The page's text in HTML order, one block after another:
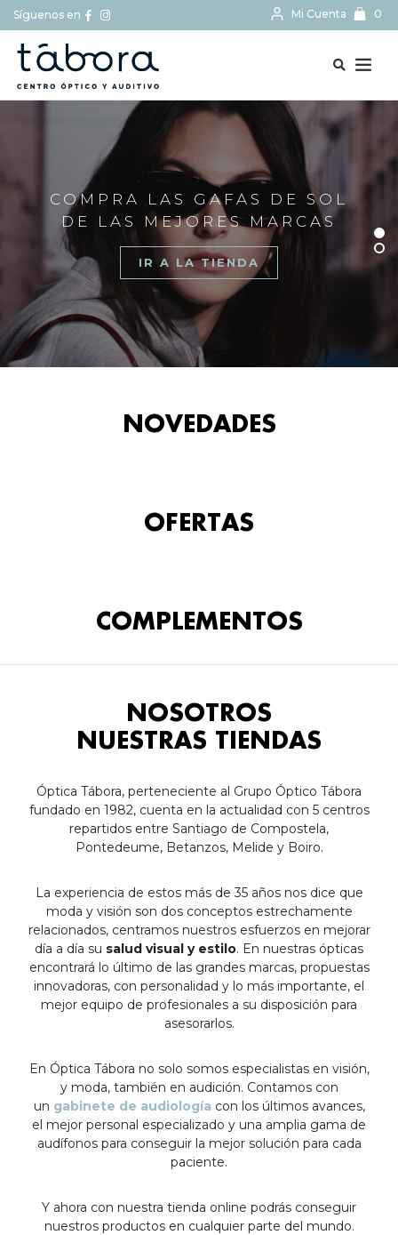
Síguenos en Mi Cuenta 0
COMPRA LAS GAFAS DE SOL
DE LAS MEJORES MARCAS
IR A LA TIENDA
NOVEDADES
OFERTAS
COMPLEMENTOS
NOSOTROS
NUESTRAS TIENDAS
Óptica Tábora, perteneciente al Grupo Óptico Tábora
fundado en 1982, cuenta en la actualidad con 5 centros
repartidos entre Santiago de Compostela,
Pontedeume, Betanzos, Melide y Boiro.
La experiencia de estos más de 35 años nos dice que
moda y visión son dos conceptos estrechamente
relacionados, centramos nuestros esfuerzos en mejorar
día a día su salud visual y estilo. En nuestras ópticas
encontrará lo último de las grandes marcas, propuestas
innovadoras, con personalidad y lo más importante, el
mejor equipo de profesionales a su disposición para
asesorarlos.
En Óptica Tábora no solo somos especialistas en visión,
y moda, también en audición. Contamos con
un gabinete de audiología con los últimos avances,
el mejor personal especializado y una amplia gama de
audífonos para conseguir la mejor solución para cada
paciente.
Y ahora con nuestra tienda online podrás conseguir
nuestros productos en cualquier parte del mundo.